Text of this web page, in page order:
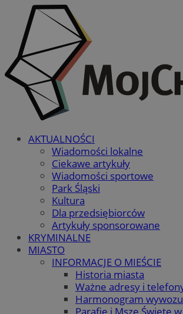
AKTUALNOŚCI
Wiadomości lokalne
Ciekawe artykuły
Wiadomości sportowe
Park Śląski
Kultura
Dla przedsiębiorców
Artykuły sponsorowane
KRYMINALNE
MIASTO
INFORMACJE O MIEŚCIE
Historia miasta
Ważne adresy i
Harmonogram